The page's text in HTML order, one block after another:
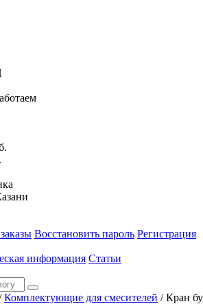
Восстановить пароль Регистрация
информация Статьи
Комплектующие для смесителей / Кран